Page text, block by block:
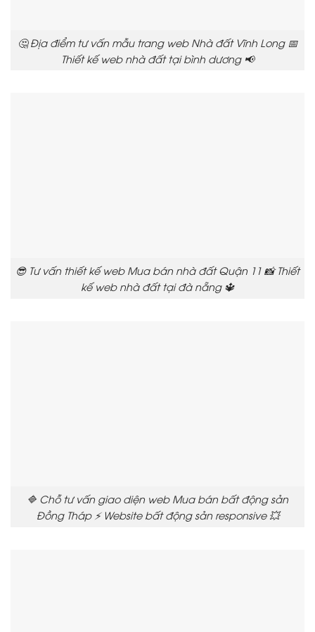
🤔 Địa điểm tư vấn mẫu trang web Nhà đất Vĩnh Long 📅
Thiết kế web nhà đất tại bình dương 📢
😎 Tư vấn thiết kế web Mua bán nhà đất Quận 11 📸 Thiết
kế web nhà đất tại đà nẵng 🔱
🔷 Chỗ tư vấn giao diện web Mua bán bất động sản
Đồng Tháp ⚡ Website bất động sản responsive 💥